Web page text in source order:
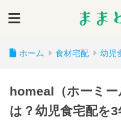
ホーム 食材宅配 幼児
homeal（ホーミー
は？幼児食宅配を